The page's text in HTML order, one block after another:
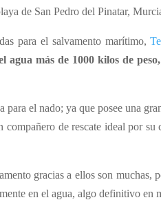
de San Pedro del Pinatar,
para el salvamento marítimo,
más de 1000 kilos de peso,
para el nado; ya que posee una
compañero de rescate ideal por
gracias a ellos son
en el agua, algo definitivo en